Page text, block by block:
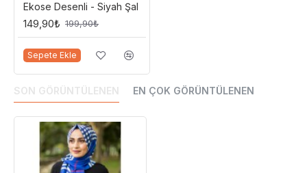
Ekose Desenli - Siyah Şal
149,90₺ 199,90₺
Sepete Ekle
SON GÖRÜNTÜLENEN EN ÇOK GÖRÜNTÜLENEN